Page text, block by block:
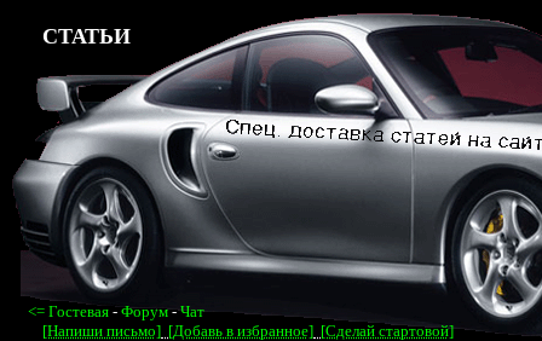
СТАТЬИ
<= Гостевая -Форум-Чат
[Напиши письмо] [Добавь в избранное] [Сделай стартовой]